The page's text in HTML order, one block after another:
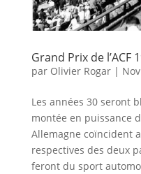
Grand Prix de l’ACF
par Olivier Rogar|
Les années 30 seront
montée en puissance
Allemagne coïncident
respectives des deux
feront du sport